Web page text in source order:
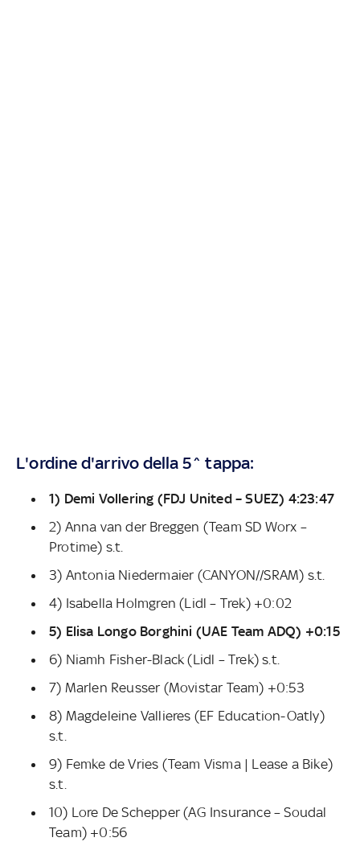
L'ordine d'arrivo della 5^ tappa:
1) Demi Vollering (FDJ United – SUEZ) 4:23:47
2) Anna van der Breggen (Team SD Worx –
Protime) s.t.
3) Antonia Niedermaier (CANYON//SRAM) s.t.
4) Isabella Holmgren (Lidl – Trek) +0:02
5) Elisa Longo Borghini (UAE Team ADQ) +0:15
6) Niamh Fisher-Black (Lidl – Trek) s.t.
7) Marlen Reusser (Movistar Team) +0:53
8) Magdeleine Vallieres (EF Education-Oatly)
s.t.
9) Femke de Vries (Team Visma | Lease a Bike)
s.t.
10) Lore De Schepper (AG Insurance – Soudal
Team) +0:56